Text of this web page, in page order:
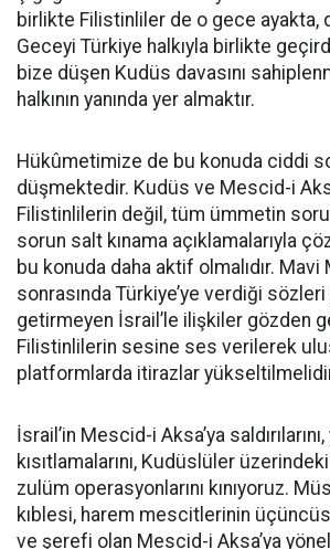
birlikte Filistinliler de o gece ayakta,
Geceyi Türkiye halkıyla birlikte
bize düşen Kudüs davasını
halkının yanında yer almaktır.
Hükûmetimize de bu konuda ciddi
düşmektedir. Kudüs ve Mescid-i
Filistinlilerin değil, tüm ümmetin
sorun salt kınama açıklamalarıyla
bu konuda daha aktif olmalıdır. Mavi
sonrasında Türkiye’ye verdiği
getirmeyen İsrail’le ilişkiler gözden
Filistinlilerin sesine ses verilerek
platformlarda itirazlar
İsrail’in Mescid-i Aksa’ya
kısıtlamalarını, Kudüslüler
zulüm operasyonlarını kınıyoruz.
kıblesi, harem mescitlerinin
ve şerefi olan Mescid-i Aksa’ya